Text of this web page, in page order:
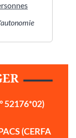
52176*02)
(CERFA